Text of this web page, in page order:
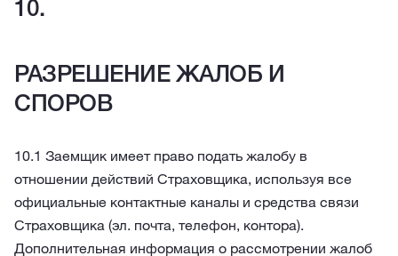
РАЗРЕШЕНИЕ ЖАЛОБ И
СПОРОВ
10.1 Заемщик имеет право подать жалобу в
отношении действий Страховщика, используя все
официальные контактные каналы и средства связи
Страховщика (эл. почта, телефон, контора).
Дополнительная информация о рассмотрении жалоб